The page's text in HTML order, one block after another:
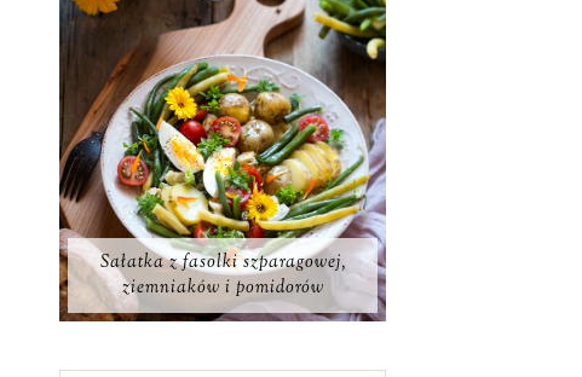
Sałatka z fasolki szparagowej,
ziemniaków i pomidorów